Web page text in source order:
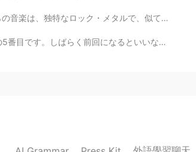
2019.07.08 04:57
て、大好きなファンが多いです。🎸 Toolは25年前にデビューして、４枚...
ます。スコットランド人とスコットランドは好きです。 Nächste Woch...